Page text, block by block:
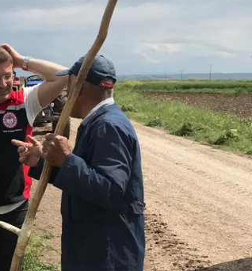
Kars
Kastamonu
Kayseri
Kırklareli
Kırşehir
Kocaeli
Konya